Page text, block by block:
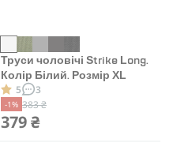
Труси чоловічі Strike Long.
Колір Білий. Розмір XL
5 3
-1% 383 ₴
379 ₴